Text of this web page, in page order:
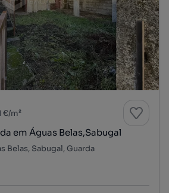
€/m²
em Águas Belas,Sabugal
Belas, Sabugal, Guarda